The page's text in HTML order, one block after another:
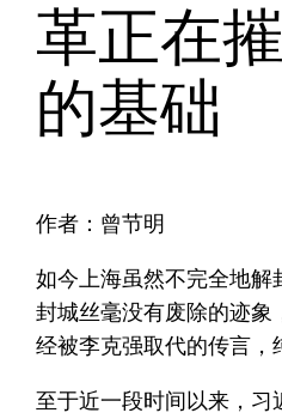
革正在
的基础
作者：曾节明
如今上海虽然不完全地解
封城丝毫没有废除的迹象
经被李克强取代的传言，
至于近一段时间以来，习